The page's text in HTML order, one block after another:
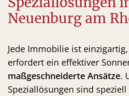
Neuenburg am
Jede Immobilie ist
erfordert ein effektiver
maßgeschneiderte Ansätze.
Speziallösungen sind